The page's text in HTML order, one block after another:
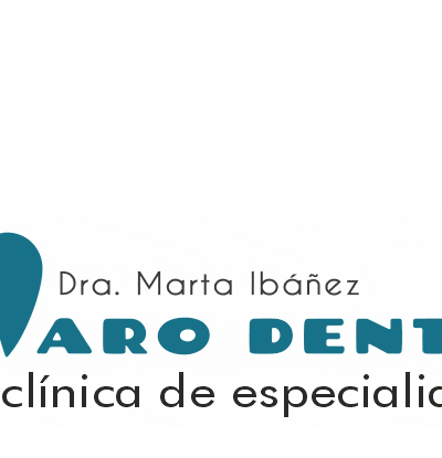
: Martelo 2012, uno de los ganadores en los ‘Rioja 10×10’ de